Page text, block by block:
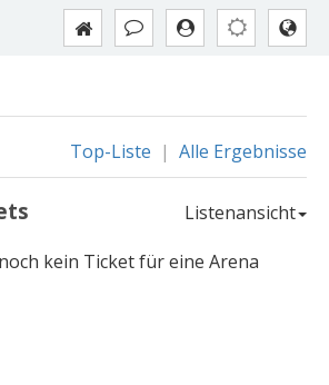
Top-Liste | Alle Ergebnisse
Listenansicht
kein Ticket für eine Arena